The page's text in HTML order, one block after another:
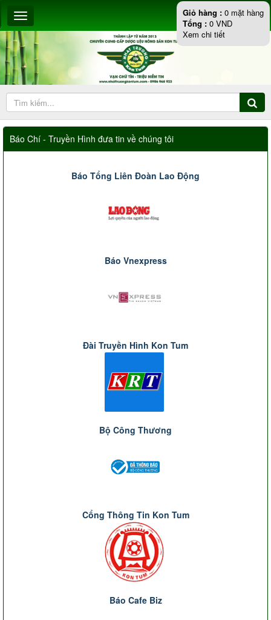
Báo Chí - Truyền Hình đưa tin về chúng tôi
Báo Tổng Liên Đoàn Lao Động
Báo Vnexpress
Đài Truyền Hình Kon Tum
Bộ Công Thương
Cổng Thông Tin Kon Tum
Báo Cafe Biz
Giỏ hàng : 0 mặt hàng
Tổng : 0 VND
Xem chi tiết